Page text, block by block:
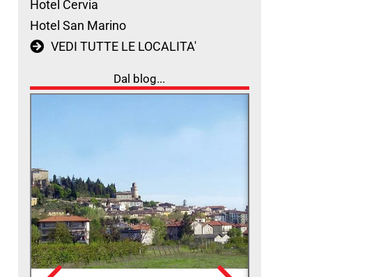
Hotel Cervia
Hotel San Marino
VEDI TUTTE LE LOCALITA'
Dal blog...